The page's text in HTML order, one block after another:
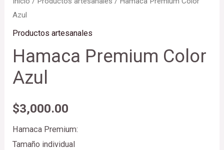
Azul
Productos artesanales
Hamaca Premium Color
Azul
$3,000.00
Hamaca Premium:
Tamaño individual